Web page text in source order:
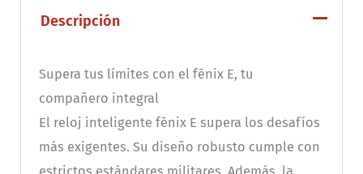
Descripción
Supera tus límites con el fēnix E, tu
compañero integral
El reloj inteligente fēnix E supera los desafíos
más exigentes. Su diseño robusto cumple con